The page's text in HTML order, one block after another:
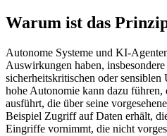
Warum ist das
Autonome Systeme und KI-
Auswirkungen haben,
sicherheitskritischen oder
hohe Autonomie kann dazu
ausführt, die über seine
Beispiel Zugriff auf Daten erhält,
Eingriffe vornimmt, die nicht